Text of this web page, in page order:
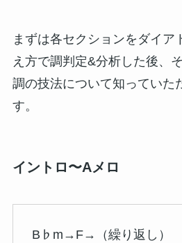
まずは各セクションをダイア
え方で調判定&分析した後、
調の技法について知っていた
す。
イントロ〜Aメロ
B♭m→F→（繰り返し）